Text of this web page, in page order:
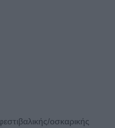
οσκαρικής